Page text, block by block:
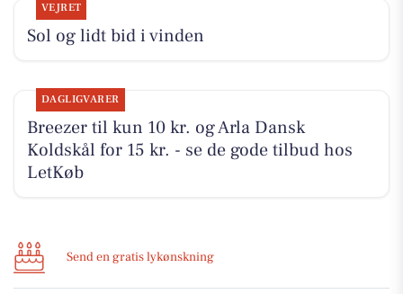
VEJRET
Sol og lidt bid i vinden
DAGLIGVARER
Breezer til kun 10 kr. og Arla Dansk
Koldskål for 15 kr. - se de gode tilbud hos
LetKøb
Send en gratis lykønskning